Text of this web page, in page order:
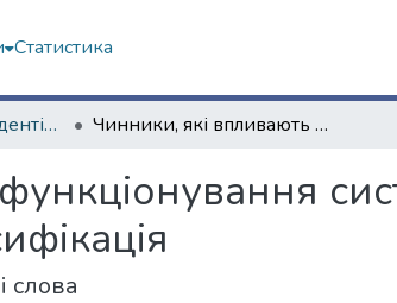
Статистика
Наукові роботи студентів та аспірантів. Факультет геології, географіії, рекреації і туризму Чинники, які впливають на функціонування системи освіти та їх суспільно-географічна класифікація
слова